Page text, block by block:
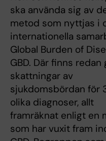
ska använda sig av
metod som nyttjas i
internationella
Global Burden of
GBD. Där finns redan
skattningar av
sjukdomsbördan för
olika diagnoser, allt
framräknat enligt en
som har vuxit fram